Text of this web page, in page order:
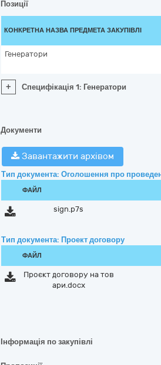
Позиції
КОНКРЕТНА НАЗВА ПРЕДМЕТА ЗАКУПІВЛІ
Генератори
+ Специфікація 1: Генератори
Документи
Завантажити архівом
Тип документа: Оголошення про
ФАЙЛ
sign.p7s
Тип документа: Проект договору
ФАЙЛ
Проєкт договору на тов
ари.docx
Інформація по закупівлі